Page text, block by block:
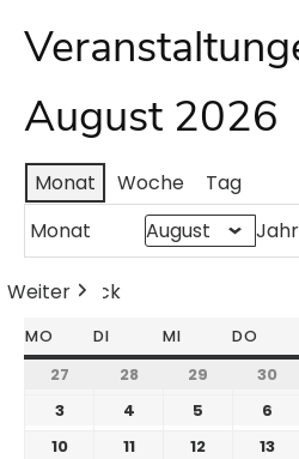
August 2026
Monat Woche
Tag
Monat
Jahr
Zurück
Heute
Weiter
MO DI MI DO
27 28 29 30
3
4 5 6
10
11 12 13